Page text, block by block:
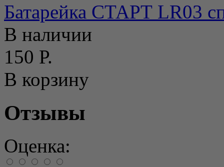
Батарейка СТАРТ LR03
В наличии
150 Р.
В корзину
Отзывы
Оценка: